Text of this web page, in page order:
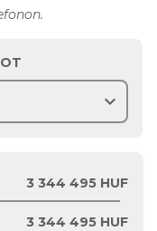
expand_more
3 344 495 HUF
3 344 495 HUF